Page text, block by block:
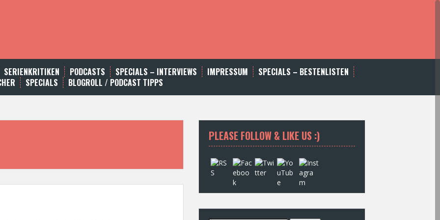
SERIENKRITIKEN PODCASTS SPECIALS – INTERVIEWS IMPRESSUM
SPECIALS – BESTENLISTEN
SPECIALS BLOGROLL / PODCAST TIPPS
PLEASE FOLLOW & LIKE US :)